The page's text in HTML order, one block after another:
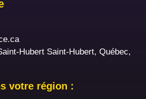
Hubert Saint-Hubert, Québec,
votre région :